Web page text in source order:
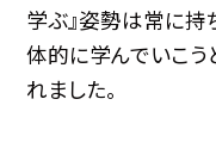
学ぶ』姿勢は常に持
体的に学んでいこ
れました。